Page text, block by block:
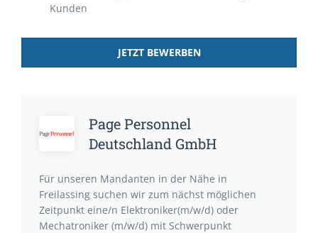
Kunden
JETZT BEWERBEN
Page Personnel
Deutschland GmbH
Für unseren Mandanten in der Nähe in
Freilassing suchen wir zum nächst möglichen
Zeitpunkt eine/n Elektroniker(m/w/d) oder
Mechatroniker (m/w/d) mit Schwerpunkt